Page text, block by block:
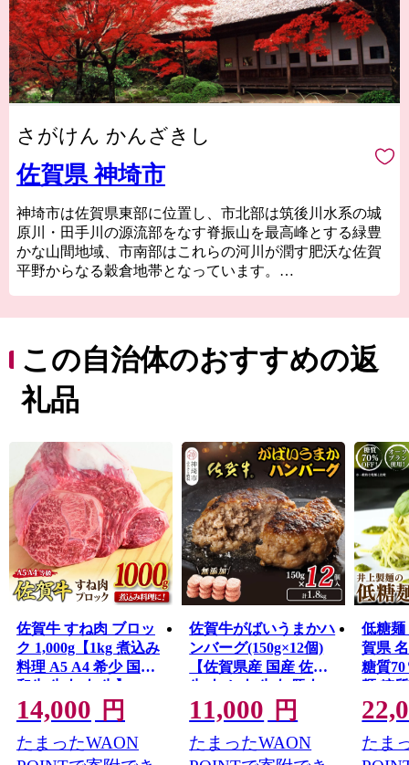
さがけん かんざきし
佐賀県 神埼市
神埼市は佐賀県東部に位置し、市北部は筑後川水系の城
原川・田手川の源流部をなす脊振山を最高峰とする緑豊
かな山間地域、市南部はこれらの河川が潤す肥沃な佐賀
平野からなる穀倉地帯となっています。
この自治体のおすすめの返
礼品
佐賀牛 すね肉 ブロッ
ク 1,000g【1kg 煮込み
料理 A5 A4 希少 国産
和牛 牛肉 肉 牛】
(H085157)
14,000 円
たまったWAON
佐賀牛がばいうまかハ
ンバーグ(150g×12個)
【佐賀県産 国産 佐賀
牛 肉 お肉 牛肉 豚肉
冷凍 無添加】
(H118105)
11,000 円
たまったWAON
低糖麺
賀県
糖質
麺 糖
エッ
たま